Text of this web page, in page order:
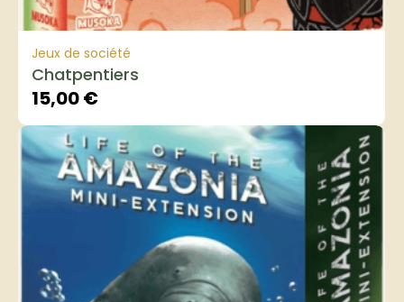
Jeux de société
Chatpentiers
15,00€